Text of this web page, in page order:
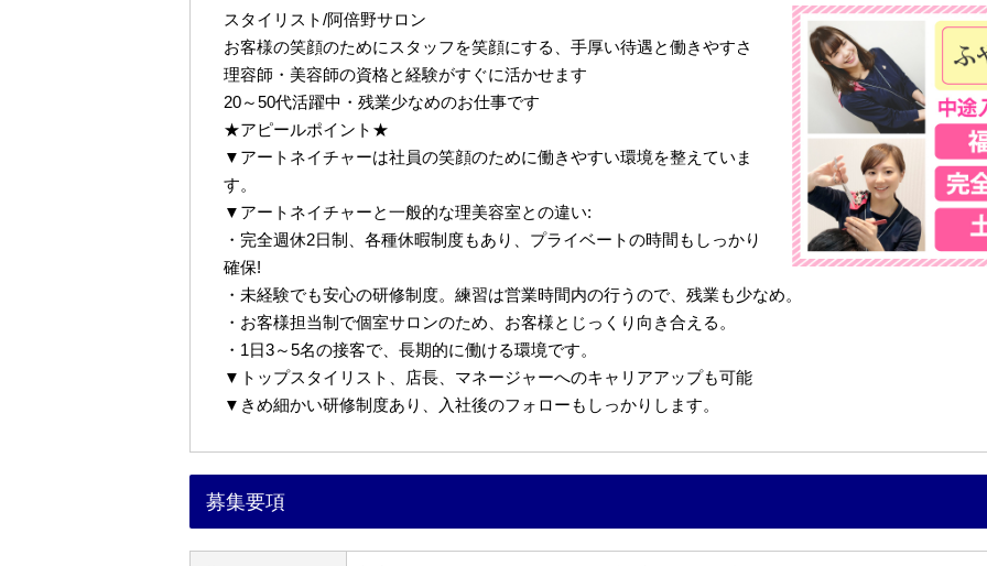
スタイリスト/阿倍野サロン
お客様の笑顔のためにスタッフを笑顔にする、手厚い待遇と働きやすさ
理容師・美容師の資格と経験がすぐに活かせます
20～50代活躍中・残業少なめのお仕事です
★アピールポイント★
▼アートネイチャーは社員の笑顔のために働きやすい環境を整えていま
す。
▼アートネイチャーと一般的な理美容室との違い:
・完全週休2日制、各種休暇制度もあり、プライベートの時間もしっかり
確保!
・未経験でも安心の研修制度。練習は営業時間内の行うので、残業も少なめ。
・お客様担当制で個室サロンのため、お客様とじっくり向き合える。
・1日3～5名の接客で、長期的に働ける環境です。
▼トップスタイリスト、店長、マネージャーへのキャリアアップも可能
▼きめ細かい研修制度あり、入社後のフォローもしっかりします。
募集要項